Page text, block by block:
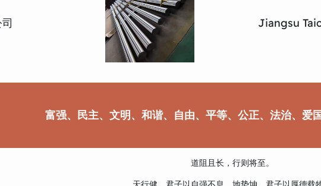
Jiangsu
富强、民主、文明、和谐、自由、平等、公正、法治、爱
道阻且长，行则将至。